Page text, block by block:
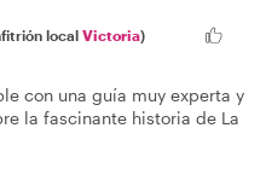
local Victoria)
con una guía muy experta y
la fascinante historia de La